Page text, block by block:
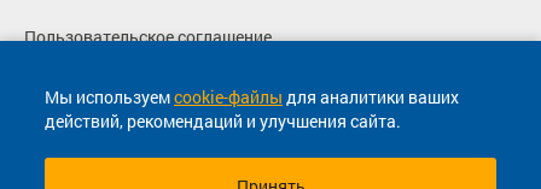
Мы используемcookie-файлы для аналитики ваших
действий, рекомендаций и улучшения сайта.
Пользовательское соглашение
Политика конфиденциальности
Согласие на маркетинговые сообщения